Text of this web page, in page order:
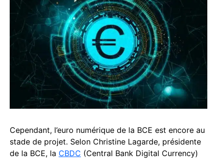
Cependant, l’euro numérique de la BCE est encore au
stade de projet. Selon Christine Lagarde, présidente
de la BCE, la CBDC (Central Bank Digital Currency)